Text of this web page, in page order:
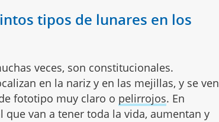
tipos de lunares en los
veces, son constitucionales.
en la nariz y en las mejillas, y se ven
fototipo muy claro o pelirrojos. En
van a tener toda la vida, aumentan y